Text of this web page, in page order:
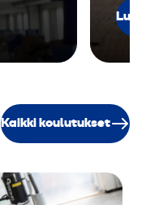
Lue
Kaikki koulutukset